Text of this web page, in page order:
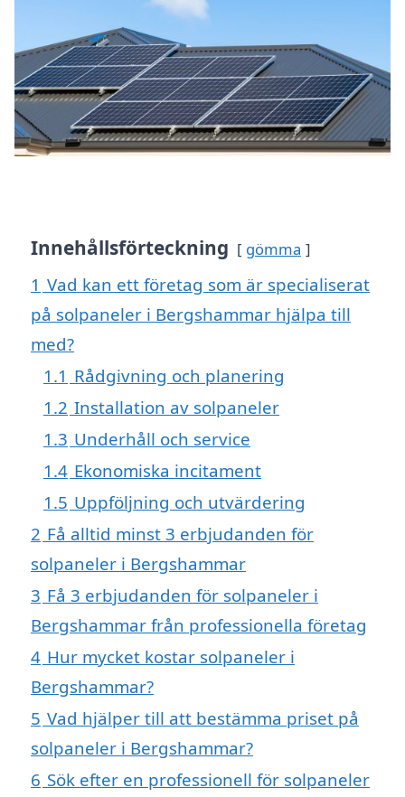
Innehållsförteckning gömma
1 Vad kan ett företag som är specialiserat
på solpaneler i Bergshammar hjälpa till
med?
1.1 Rådgivning och planering
1.2 Installation av solpaneler
1.3 Underhåll och service
1.4 Ekonomiska incitament
1.5 Uppföljning och utvärdering
2 Få alltid minst 3 erbjudanden för
solpaneler i Bergshammar
3 Få 3 erbjudanden för solpaneler i
Bergshammar från professionella företag
4 Hur mycket kostar solpaneler i
Bergshammar?
5 Vad hjälper till att bestämma priset på
solpaneler i Bergshammar?
6 Sök efter en professionell för solpaneler